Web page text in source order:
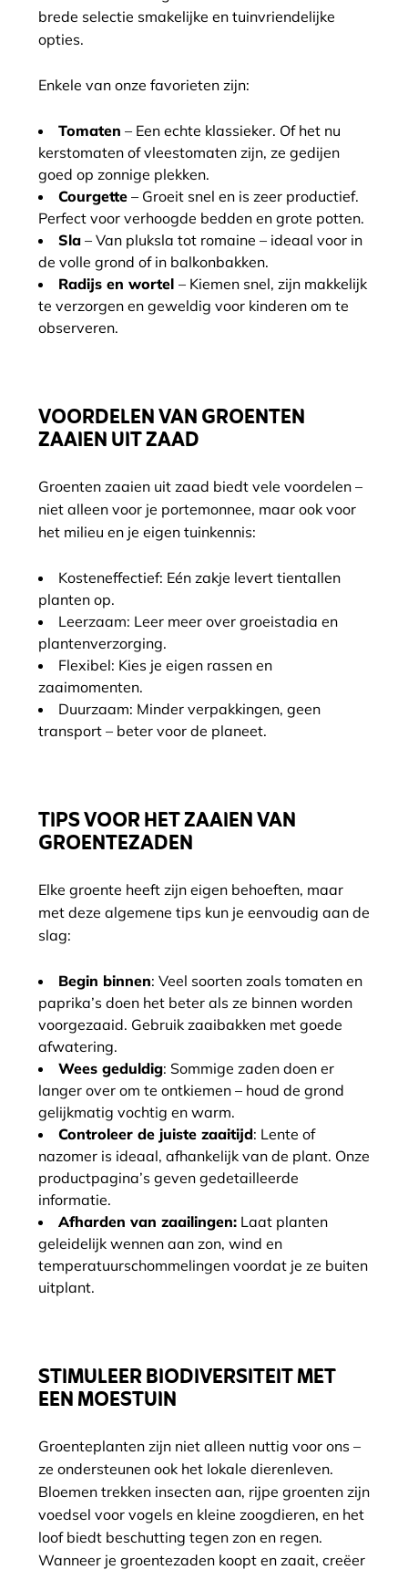
brede selectie smakelijke en tuinvriendelijke
opties.
Enkele van onze favorieten zijn:
Tomaten – Een echte klassieker. Of het nu
kerstomaten of vleestomaten zijn, ze gedijen
goed op zonnige plekken.
Courgette – Groeit snel en is zeer productief.
Perfect voor verhoogde bedden en grote potten.
Sla – Van pluksla tot romaine – ideaal voor in
de volle grond of in balkonbakken.
Radijs en wortel – Kiemen snel, zijn makkelijk
te verzorgen en geweldig voor kinderen om te
observeren.
VOORDELEN VAN GROENTEN
ZAAIEN UIT ZAAD
Groenten zaaien uit zaad biedt vele voordelen –
niet alleen voor je portemonnee, maar ook voor
het milieu en je eigen tuinkennis:
Kosteneffectief: Eén zakje levert tientallen
planten op.
Leerzaam: Leer meer over groeistadia en
plantenverzorging.
Flexibel: Kies je eigen rassen en
zaaimomenten.
Duurzaam: Minder verpakkingen, geen
transport – beter voor de planeet.
TIPS VOOR HET ZAAIEN VAN
GROENTEZADEN
Elke groente heeft zijn eigen behoeften, maar
met deze algemene tips kun je eenvoudig aan de
slag:
Begin binnen: Veel soorten zoals tomaten en
paprika’s doen het beter als ze binnen worden
voorgezaaid. Gebruik zaaibakken met goede
afwatering.
Wees geduldig: Sommige zaden doen er
langer over om te ontkiemen – houd de grond
gelijkmatig vochtig en warm.
Controleer de juiste zaaitijd: Lente of
nazomer is ideaal, afhankelijk van de plant. Onze
productpagina’s geven gedetailleerde
informatie.
Afharden van zaailingen: Laat planten
geleidelijk wennen aan zon, wind en
temperatuurschommelingen voordat je ze buiten
uitplant.
STIMULEER BIODIVERSITEIT MET
EEN MOESTUIN
Groenteplanten zijn niet alleen nuttig voor ons –
ze ondersteunen ook het lokale dierenleven.
Bloemen trekken insecten aan, rijpe groenten zijn
voedsel voor vogels en kleine zoogdieren, en het
loof biedt beschutting tegen zon en regen.
Wanneer je groentezaden koopt en zaait, creëer